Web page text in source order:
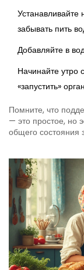
забывать пить
Добавляйте в
Начинайте утро
«запустить»
Помните, что
— это простое, но
общего состояния